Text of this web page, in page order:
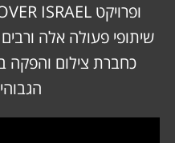
שיתופי פעולה אלה
כחברת צילום והפקה